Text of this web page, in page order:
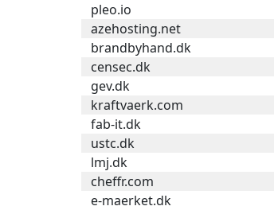
pleo.io
azehosting.net
brandbyhand.dk
censec.dk
gev.dk
kraftvaerk.com
fab-it.dk
ustc.dk
lmj.dk
cheffr.com
e-maerket.dk